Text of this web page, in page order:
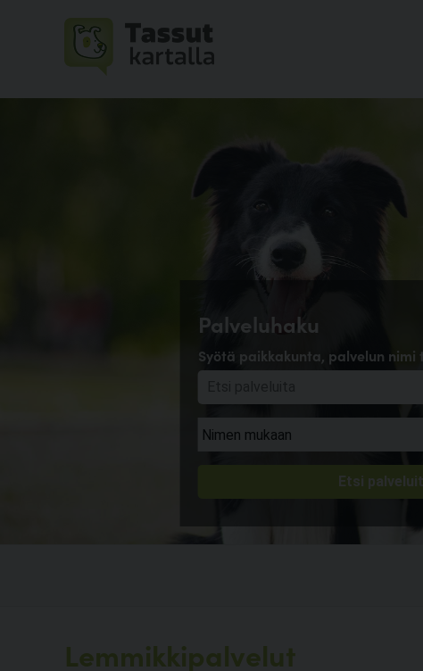
Palveluhaku
Syötä paikkakunta, palvelun nimi
Lemmikkipalvelut